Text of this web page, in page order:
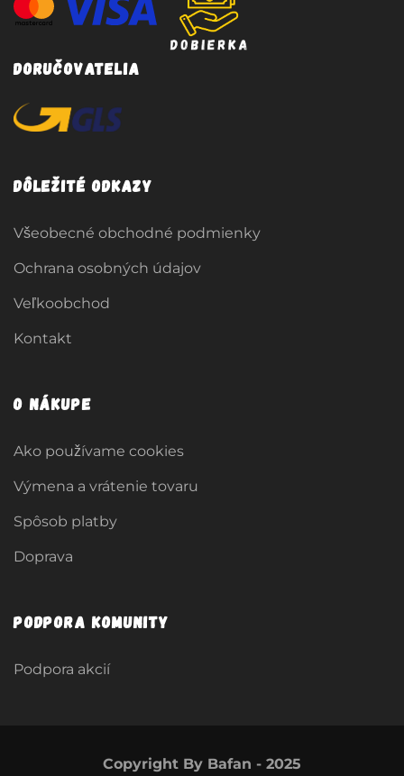
Doručovatelia
Dôležité odkazy
Všeobecné obchodné podmienky
Ochrana osobných údajov
Veľkoobchod
Kontakt
O nákupe
Ako používame cookies
Výmena a vrátenie tovaru
Spôsob platby
Doprava
Podpora komunity
Podpora akcií
Copyright By Bafan - 2025